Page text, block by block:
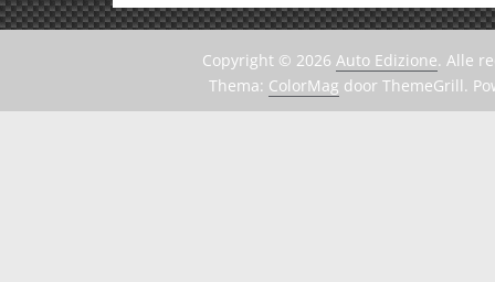
Copyright © 2026 Auto Edizione. Alle
Thema: ColorMag door ThemeGrill.